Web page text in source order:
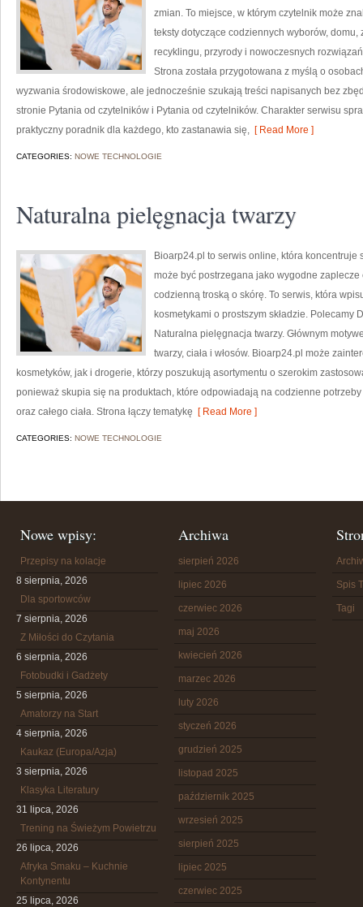
zmian. To miejsce, w którym czytelnik może
teksty dotyczące codziennych wyborów,
recyklingu, przyrody i nowoczesnych
Strona została przygotowana z myślą o
wyzwania środowiskowe, ale jednocześnie szukają treści napisanych bez
stronie Pytania od czytelników i Pytania od czytelników. Charakter serwisu
praktyczny poradnik dla każdego, kto zastanawia się, [ Read More ]
CATEGORIES: NOWE TECHNOLOGIE
Naturalna pielęgnacja twarzy
Bioarp24.pl to serwis online, która koncentruje
może być postrzegana jako wygodne
codzienną troską o skórę. To serwis, która
kosmetykami o prostszym składzie. Polecamy
Naturalna pielęgnacja twarzy. Głównym
twarzy, ciała i włosów. Bioarp24.pl może
kosmetyków, jak i drogerie, którzy poszukują asortymentu o szerokim
ponieważ skupia się na produktach, które odpowiadają na codzienne
oraz całego ciała. Strona łączy tematykę [ Read More ]
CATEGORIES: NOWE TECHNOLOGIE
Nowe wpisy:
Przepisy na kolacje
8 sierpnia, 2026
Dla sportowców
7 sierpnia, 2026
Z Miłości do Czytania
6 sierpnia, 2026
Fotobudki i Gadżety
5 sierpnia, 2026
Amatorzy na Start
4 sierpnia, 2026
Kaukaz (Europa/Azja)
3 sierpnia, 2026
Klasyka Literatury
31 lipca, 2026
Trening na Świeżym Powietrzu
26 lipca, 2026
Afryka Smaku – Kuchnie
Kontynentu
25 lipca, 2026
Archiwa
sierpień 2026
lipiec 2026
czerwiec 2026
maj 2026
kwiecień 2026
marzec 2026
luty 2026
styczeń 2026
grudzień 2025
listopad 2025
październik 2025
wrzesień 2025
sierpień 2025
lipiec 2025
czerwiec 2025
Spis
Tagi